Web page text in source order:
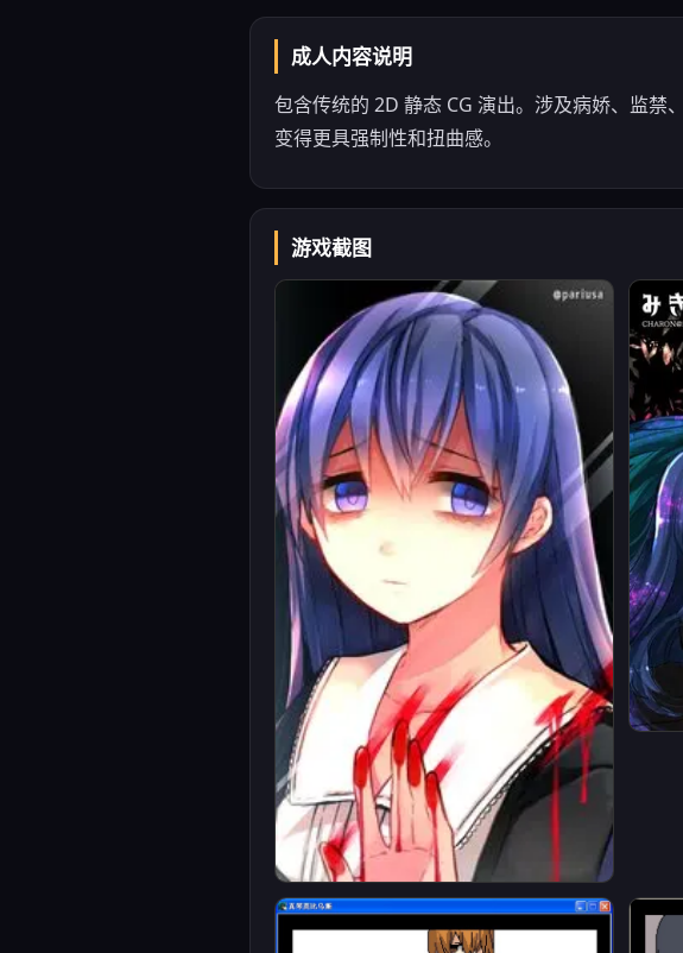
成人内容说明
包含传统的 2D 静态 CG 演出。涉及病娇、监
变得更具强制性和扭曲感。
游戏截图